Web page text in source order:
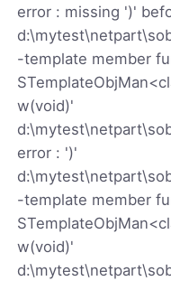
error : missing ')'
-template member
w(void)'
error : ')'
-template member
w(void)'